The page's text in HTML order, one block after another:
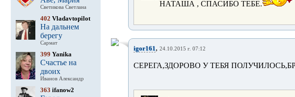
Светикова Светлана
402 Vladavtopilot
На дальнем
берегу
Сармат
399 Yanika
Счастье на
двоих
Иванов Александр
363 ifanow2
НАТАША , СПАСИБО ТЕБЕ.
igor161, 24.10.2015 г. 07:12
СЕРЕГА,ЗДОРОВО У ТЕБЯ